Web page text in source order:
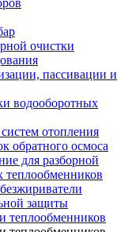
очистки
пассивации и
водооборотных
отопления
обратного осмоса
для разборной
теплообменников
защиты
теплообменников